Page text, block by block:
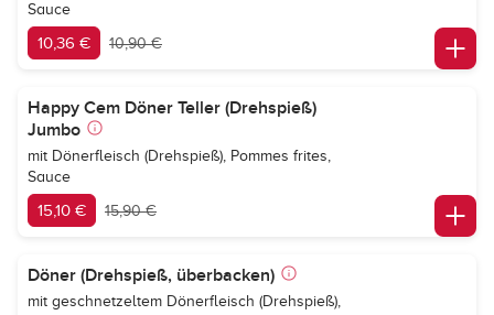
Sauce
10,36 € 10,90 €
Happy Cem Döner Teller (Drehspieß)
Jumbo
mit Dönerfleisch (Drehspieß), Pommes frites,
Sauce
15,10 € 15,90 €
Döner (Drehspieß, überbacken)
mit geschnetzeltem Dönerfleisch (Drehspieß),